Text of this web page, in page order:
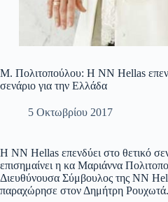
Μ. Πολιτοπούλου: H NN Hellas
σενάριο για την Ελλάδα
5 Οκτωβρίου 2017
H NN Hellas επενδύει στο θετικό
επισημαίνει η κα Μαριάννα
Διευθύνουσα Σύμβουλος της ΝΝ
παραχώρησε στον Δημήτρη Ρουχωτά.